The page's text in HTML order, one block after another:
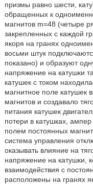
призмы равно шести,
обращенных к
магнитов m=48 (четыре
закрепленных с каждой
якоря на гранях
восьми штук
показано) и образуют
напряжение на катушки
катушек с током
магнитное поле катушек
магнитов и создавало
питания катушек
потери в катушках,
полем постоянных
система управления
оказывать влияние на
напряжение на катушки,
взаимодействия с
расположены на гранях